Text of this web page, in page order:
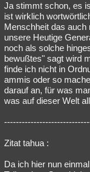
Ja stimmt schon, es
ist wirklich
Menschheit das
unsere Heutige
noch als solche
bewußtes" sagt wird
finde ich nicht in
ammis oder so
darauf an, für was
was auf dieser Welt
Zitat tahua :
Da ich hier nun